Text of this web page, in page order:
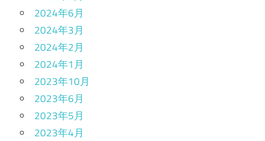
2024年6月
2024年3月
2024年2月
2024年1月
2023年10月
2023年6月
2023年5月
2023年4月